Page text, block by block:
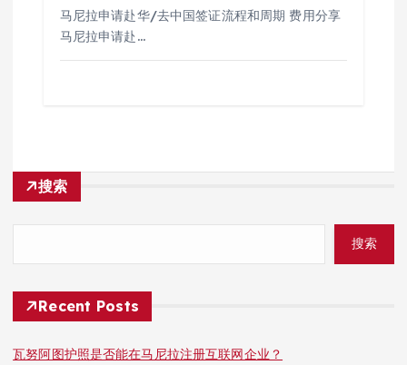
马尼拉申请赴华/去中国签证流程和周期 费用分享
马尼拉申请赴…
搜索
搜索
Recent Posts
瓦努阿图护照是否能在马尼拉注册互联网企业？